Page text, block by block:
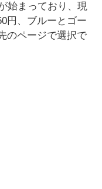
始まっており、現
円、ブルーとゴー
のページで選択で